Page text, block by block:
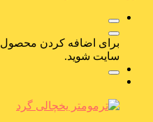
برای اضافه کردن محصول
سایت شوید.